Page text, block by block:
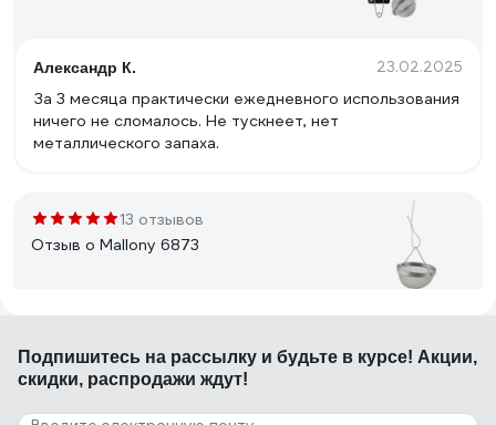
Александр К. 23.02.2025
За 3 месяца практически ежедневного использования
ничего не сломалось. Не тускнеет, нет
металлического запаха.
13 отзывов
Отзыв о Mallony 6873
Хорошее.
Подпишитесь на рассылку и будьте в курсе! Акции,
скидки, распродажи ждут!